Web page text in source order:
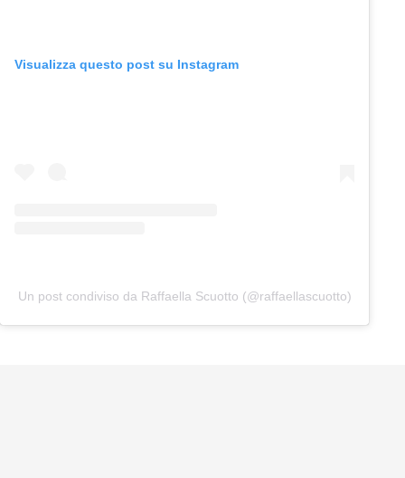
Visualizza questo post su Instagram
Un post condiviso da Raffaella Scuotto (@raffaellascuotto)